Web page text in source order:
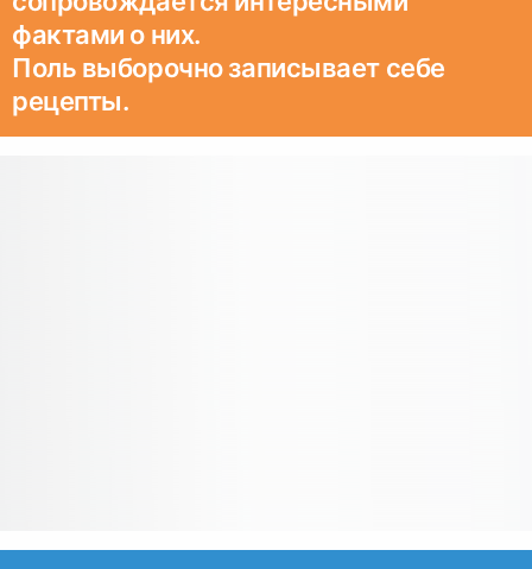
фактами о них.
Поль выборочно записывает себе
рецепты.